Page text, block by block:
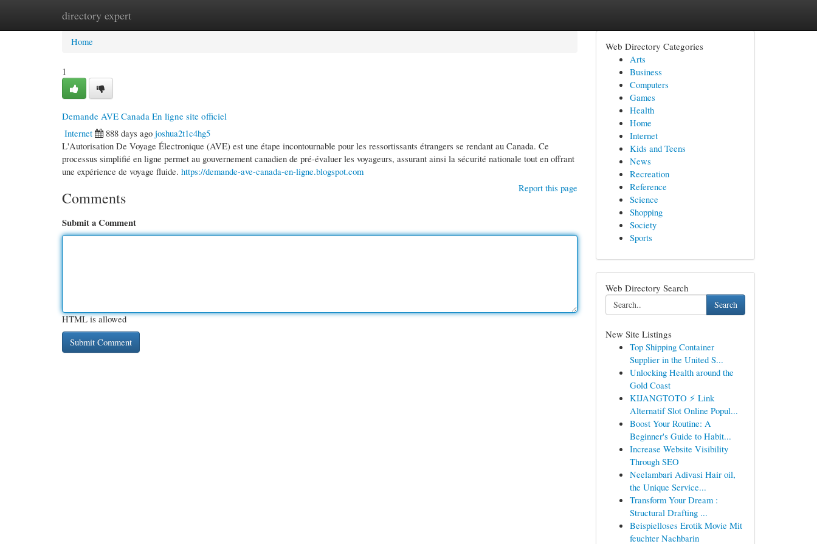
directory expert
Home New Site Listings
Home
1
Demande AVE Canada En ligne site officiel
Internet
888 days ago joshua2t1c4hg5
L'Autorisation De Voyage Électronique (AVE) est une étape incontournable pour les ressortissants étrangers se rendant au Canada. Ce
processus simplifié en ligne permet au gouvernement canadien de pré-évaluer les voyageurs, assurant ainsi la sécurité nationale tout en offrant
une expérience de voyage fluide. https://demande-ave-canada-en-ligne.blogspot.com
Report this page
Comments
Submit a Comment
HTML is allowed
Web Directory Categories
Arts
Business
Computers
Games
Health
Home
Internet
Kids and Teens
News
Recreation
Reference
Science
Shopping
Society
Sports
Web Directory Search
Search
New Site Listings
Top Shipping Container
Supplier in the United S...
Unlocking Health around the
Gold Coast
KIJANGTOTO ⚡ Link
Alternatif Slot Online Popul...
Boost Your Routine: A
Beginner's Guide to Habit...
Increase Website Visibility
Through SEO
Neelambari Adivasi Hair oil,
the Unique Service...
Transform Your Dream :
Structural Drafting ...
Beispielloses Erotik Movie Mit
feuchter Nachbarin